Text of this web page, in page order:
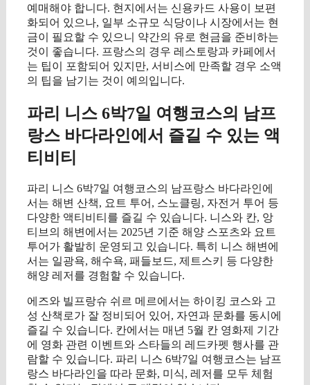
예매해야 합니다. 현지에서는 신용카드 사용이 보편
화되어 있으나, 일부 소규모 식당이나 시장에서는 현
금이 필요할 수 있으니 약간의 유로 현금을 준비하는
것이 좋습니다. 프랑스의 경우 레스토랑과 카페에서
는 팁이 포함되어 있지만, 서비스에 만족할 경우 소액
의 팁을 남기는 것이 예의입니다.
파리 니스 6박7일 여행코스의 남프
랑스 바다라인에서 즐길 수 있는 액
티비티
파리 니스 6박7일 여행코스의 남프랑스 바다라인에
서는 해변 산책, 요트 투어, 스노클링, 자전거 투어 등
다양한 액티비티를 즐길 수 있습니다. 니스와 칸, 앙
티브의 해변에서는 2025년 기준 해양 스포츠와 요트
투어가 활발히 운영되고 있습니다. 특히 니스 해변에
서는 일광욕, 해수욕, 패들보드, 제트스키 등 다양한
해양 레저를 경험할 수 있습니다.
에즈와 빌프랑슈 쉬르 메르에서는 하이킹 코스와 고
성 산책로가 잘 정비되어 있어, 자연과 문화를 동시에
즐길 수 있습니다. 칸에서는 매년 5월 칸 영화제 기간
에 영화 관련 이벤트와 스타들의 레드카펫 행사를 관
람할 수 있습니다. 파리 니스 6박7일 여행코스는 남프
랑스 바다라인을 따라 문화, 미식, 레저를 모두 체험